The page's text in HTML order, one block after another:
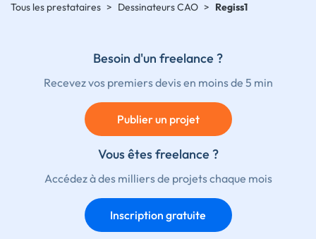
Tous les prestataires > Dessinateurs CAO > Regiss1
Besoin d'un freelance ?
Recevez vos premiers devis en moins de 5 min
Publier un projet
Vous êtes freelance ?
Accédez à des milliers de projets chaque mois
Inscription gratuite